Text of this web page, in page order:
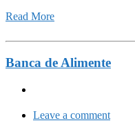
Read More
Banca de Alimente
Leave a comment